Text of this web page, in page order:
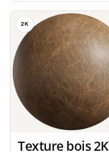
2K
Texture bois 2K